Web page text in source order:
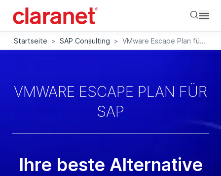
Startseite > SAP Consulting > VMware Escape Plan für SAP
VMWARE ESCAPE PLAN FÜR
SAP
Ihre beste Alternative